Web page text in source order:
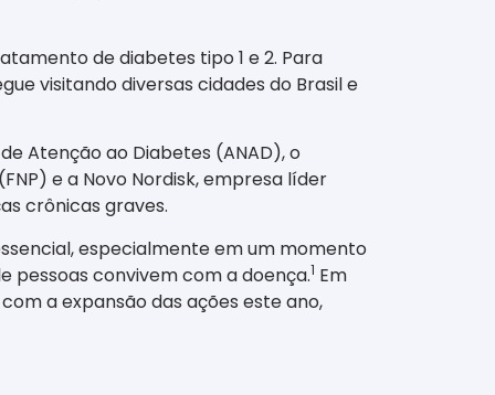
de diabetes tipo 1 e 2. Para
visitando diversas cidades do Brasil e
Atenção ao Diabetes (ANAD), o
e a Novo Nordisk, empresa líder
crônicas graves.
especialmente em um momento
pessoas convivem com a doença.1 Em
a expansão das ações este ano,